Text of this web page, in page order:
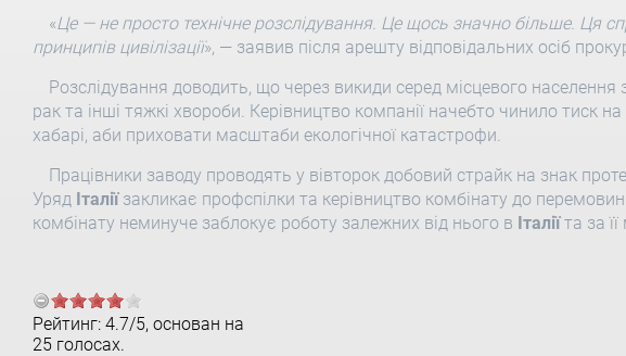
«Це — не просто технічне розслідування. Це щось значно більше. Ця
принципів цивілізації», — заявив після арешту відповідальних осіб
Розслідування доводить, що через викиди серед місцевого населення
рак та інші тяжкі хвороби. Керівництво компанії начебто чинило тиск
хабарі, аби приховати масштаби екологічної катастрофи.
Працівники заводу проводять у вівторок добовий страйк на знак
Уряд Італіїзакликає профспілки та керівництво комбінату до
комбінату неминуче заблокує роботу залежних від нього в Італіїта за
Рейтинг: 4.7/5, основан на
25голосах.